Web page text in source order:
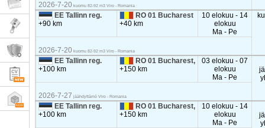
2026-7-20 kuomu 82-92 m3 Viro - Romania
EE Tallinn reg.
+90 km
RO 01 Bucharest
+40 km
10 elokuu - 14
elokuu
Ma - Pe
2026-7-20 kuomu 82-92 m3 Viro - Romania
EE Tallinn reg.
+100 km
RO 01 Bucharest,
+150 km
03 elokuu - 07
elokuu
Ma - Pe
2026-7-27 jäähdyttämö Viro - Romania
EE Tallinn reg.
+100 km
RO 01 Bucharest,
+150 km
10 elokuu - 14
elokuu
Ma - Pe